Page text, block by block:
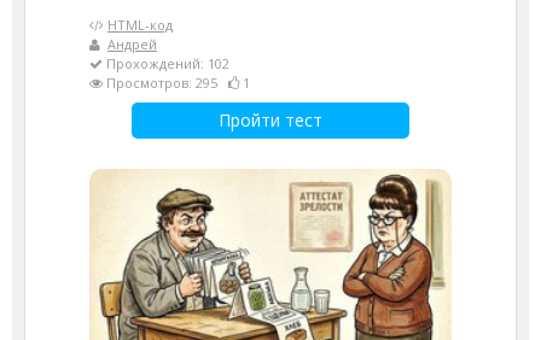
HTML-код
Андрей
Прохождений: 102
Просмотров: 295
1
Пройти тест